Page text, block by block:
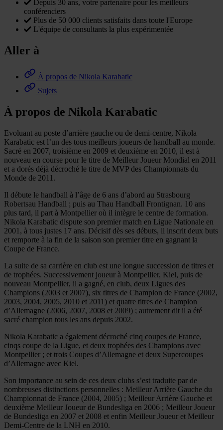
Depuis 30 ans, votre partenaire pour les meilleurs
conférenciers
Plus de 50 000 clients satisfaits dans toute l'Europe
L'équipe de consultants la plus expérimentée
Aller à
À propos de Nikola Karabatic
Sujets
À propos de Nikola Karabatic
Evoluant au poste d’arrière gauche ou de demi-centre, Nikola
Karabatic est l’un des tous meilleurs joueurs de handball au monde.
Sacré en 2007, troisième en 2009 et deuxième en 2010, il est à
nouveau en course pour le titre de Meilleur Joueur Mondial en 2011
et a dorés déjà décroché le titre de MVP des Championnats du
Monde de 2011.
Il débute le handball à l’âge de 6 ans d’abord au Strasbourg
Robertsau Handball ; puis au Thau Handball Frontignan. 10 ans
plus tard, il part à Montpellier où il intègre le centre de formation.
Nikola Karabatic dispute son premier match en Ligue Nationale en
2001, à tous justes 17 ans. Décisif dès ses débuts, il inscrit deux buts
et remporte à la fin de la saison son premier titre en gagnant la
Coupe de France.
La suite de sa carrière en club est une longue succession de titres et
de trophées. Successivement joueur à Montpellier, Kiel, puis de
nouveau Montpellier, il a gagné, en club, deux Ligues des
Champions (2003 et 2007), six titres de Champion de France (2002,
2003, 2004, 2005, 2010 et 2011) et quatre titres de Champion
d’Allemagne (2006, 2007, 2008 et 2009) ; autrement dit il a été
sacré champion tous les ans depuis 2002.
Nikola Karabatic a également décroché cinq coupes de France,
cinqs coupe de la Ligue, et deux trophées des Champions avec
Montpellier ; et trois Coupes d’Allemagne et deux Supercoupes
d’Allemagne avec Kiel.
Son importance au sein de ces deux clubs s’est traduite par de
nombreuses distinctions personnelles : Meilleur Arrière Gauche du
Championnat de France (2004, 2005) ; Meilleur Arrière Gauche et
deuxième Meilleur Joueur de Bundesliga en 2006 ; Meilleur Joueur
de Bundesliga en 2007 et 2008 et enfin Meilleur Joueur et Meilleur
Demi-Centre de la LNH en 2010.